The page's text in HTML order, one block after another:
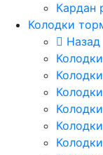
Кардан
Колодки
Назад
Колодки